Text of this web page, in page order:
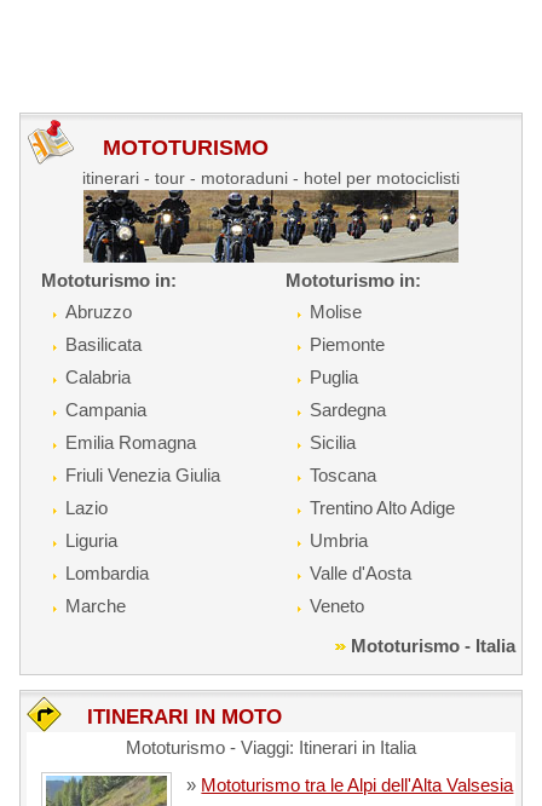
MOTOTURISMO
itinerari - tour - motoraduni - hotel per motociclisti
Mototurismo in:
Abruzzo
Basilicata
Calabria
Campania
Emilia Romagna
Friuli Venezia Giulia
Lazio
Liguria
Lombardia
Marche
Mototurismo in:
Molise
Piemonte
Puglia
Sardegna
Sicilia
Toscana
Trentino Alto Adige
Umbria
Valle d'Aosta
Veneto
Mototurismo - Italia
ITINERARI IN MOTO
Mototurismo - Viaggi: Itinerari in Italia
» Mototurismo tra le Alpi dell'Alta Valsesia